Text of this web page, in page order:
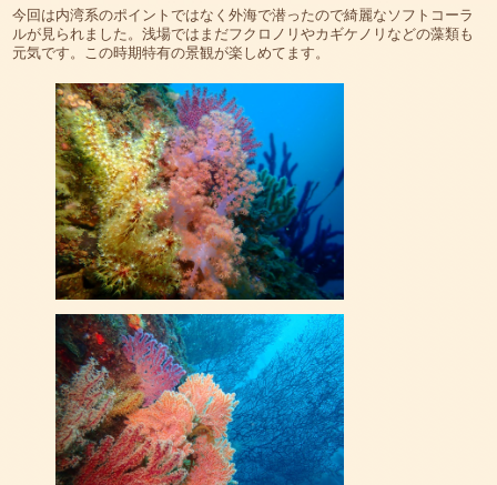
今回は内湾系のポイントではなく外海で潜ったので綺麗なソフトコーラ
ルが見られました。浅場ではまだフクロノリやカギケノリなどの藻類も
元気です。この時期特有の景観が楽しめてます。